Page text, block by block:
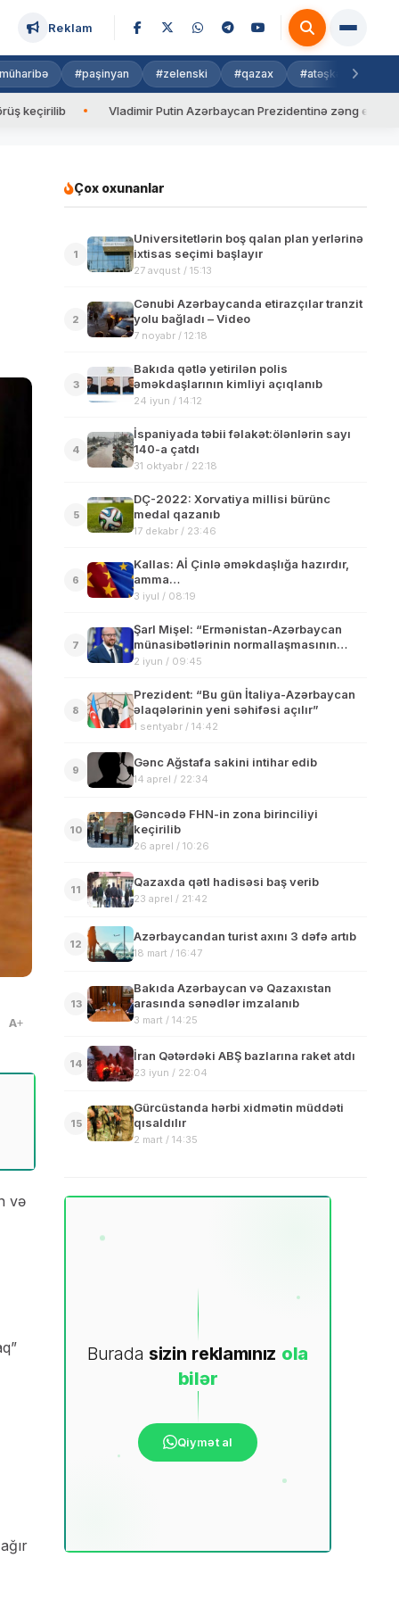
Reklam
#paşinyan #zelenski #qazax #atəşkəs
Vladimir Putin Azərbaycan Prezidentinə zəng edib
A
və
Çox oxunanlar
1
Universitetlərin boş qalan plan yerlərinə
ixtisas seçimi başlayır
27 avqust / 15:13
2
Cənubi Azərbaycanda etirazçılar tranzit
yolu bağladı – Video
7 noyabr / 12:18
3
Bakıda qətlə yetirilən polis
əməkdaşlarının kimliyi açıqlanıb
24 iyun / 14:12
4
İspaniyada təbii fəlakət:ölənlərin sayı
140-a çatdı
31 oktyabr / 22:18
5
DÇ-2022: Xorvatiya millisi bürünc
medal qazanıb
17 dekabr / 23:46
6
Kallas: Aİ Çinlə əməkdaşlığa hazırdır,
amma…
3 iyul / 08:19
7
Şarl Mişel: “Ermənistan-Azərbaycan
münasibətlərinin normallaşmasının
müzakirəsini davam etdirdik”
2 iyun / 09:45
8
Prezident: “Bu gün İtaliya-Azərbaycan
əlaqələrinin yeni səhifəsi açılır”
1 sentyabr / 14:42
9
Gənc Ağstafa sakini intihar edib
14 aprel / 22:34
10
Gəncədə FHN-in zona birinciliyi
keçirilib
26 aprel / 10:26
11
Qazaxda qətl hadisəsi baş verib
23 aprel / 21:42
12
Azərbaycandan turist axını 3 dəfə artıb
18 mart / 16:47
13
Bakıda Azərbaycan və Qazaxıstan
arasında sənədlər imzalanıb
3 mart / 14:25
14
İran Qətərdəki ABŞ bazlarına raket atdı
23 iyun / 22:04
15
Gürcüstanda hərbi xidmətin müddəti
qısaldılır
2 mart / 14:35
Burada sizin reklamınız ola
bilər
Qiymət al